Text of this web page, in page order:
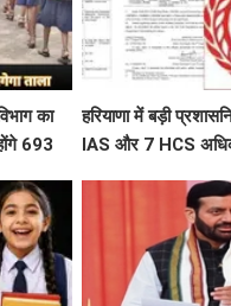
का
693
हरियाणा में बड़ी
IAS और 7 HCS